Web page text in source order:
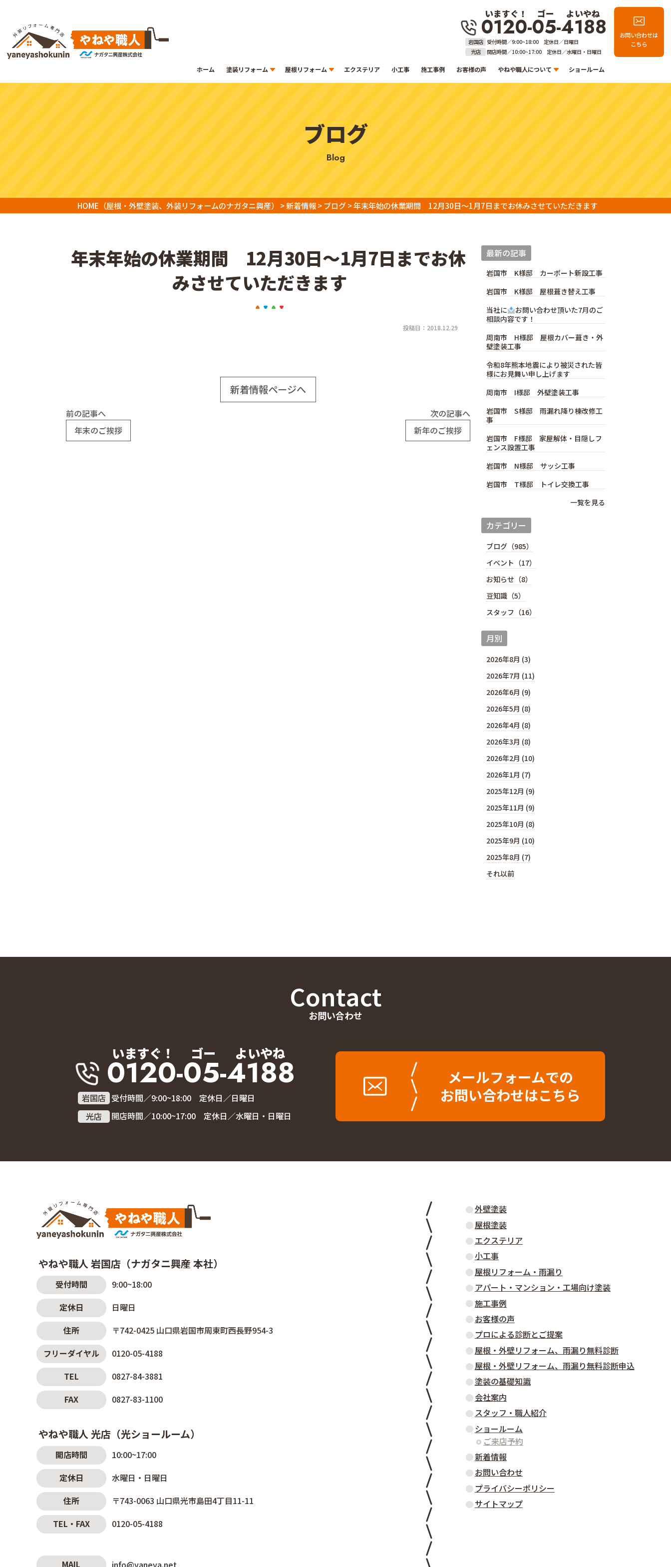
いますぐ！ ゴー よいやね
0120-05-4188
岩国店 受付時間／9:00~18:00 定休日／日曜日
光店
開店時間／10:00~17:00 定休日／水曜日・日曜日
ホーム 塗装リフォーム 屋根リフォーム エクステリア 小工事 施工事例 お客様の声 やねや職人について ショールーム
お問い合わせは
こちら
ブログ
blog
HOME （屋根・外壁塗装、外装リフォームのナガタニ興産） >新着情報>ブログ>年末年始の休業期間 12月30日～1月7日までお休みさせていただきます
年末年始の休業期間 12月30日～1月7日までお休
みさせていただきます
投稿日：2018.12.29
新着情報ページへ
前の記事へ
年末のご挨拶
次の記事へ
新年のご挨拶
最新の記事
岩国市 K様邸 カーポート新設工事
岩国市 K様邸 屋根葺き替え工事
当社に
お問い合わせ頂いた7月のご
相談内容です！
周南市 H様邸 屋根カバー葺き・外
壁塗装工事
令和8年熊本地震により被災された皆
様にお見舞い申し上げます
周南市 I様邸 外壁塗装工事
岩国市 S様邸 雨漏れ降り棟改修工
事
岩国市 F様邸 家屋解体・目隠しフ
ェンス設置工事
岩国市 N様邸 サッシ工事
岩国市 T様邸 トイレ交換工事
一覧を見る
カテゴリー
ブログ（985）
イベント（17）
お知らせ（8）
豆知識（5）
スタッフ（16）
月別
2026年8月 (3)
2026年7月 (11)
2026年6月 (9)
2026年5月 (8)
2026年4月 (8)
2026年3月 (8)
2026年2月 (10)
2026年1月 (7)
2025年12月 (9)
2025年11月 (9)
2025年10月 (8)
2025年9月 (10)
2025年8月 (7)
それ以前
Contact
お問い合わせ
いますぐ！ ゴー よいやね
0120-05-4188
岩国店 受付時間／9:00~18:00 定休日／日曜日
光店
開店時間／10:00~17:00 定休日／水曜日・日曜日
メールフォームでの
お問い合わせはこちら
やねや職人 岩国店（ナガタニ興産 本社）
受付時間
9:00~18:00
定休日
日曜日
住所
〒742-0425 山口県岩国市周東町西長野954-3
フリーダイヤル
0120-05-4188
TEL
0827-84-3881
FAX
0827-83-1100
やねや職人 光店（光ショールーム）
開店時間
10:00~17:00
定休日
水曜日・日曜日
住所
〒743-0063 山口県光市島田4丁目11-11
TEL・FAX
0120-05-4188
MAIL info@yaneya.net
外壁塗装
屋根塗装
エクステリア
小工事
屋根リフォーム・雨漏り
アパート・マンション・工場向け塗装
施工事例
お客様の声
プロによる診断とご提案
屋根・外壁リフォーム、雨漏り無料診断
屋根・外壁リフォーム、雨漏り無料診断申込
塗装の基礎知識
会社案内
スタッフ・職人紹介
ショールーム
ご来店予約
新着情報
お問い合わせ
プライバシーポリシー
サイトマップ